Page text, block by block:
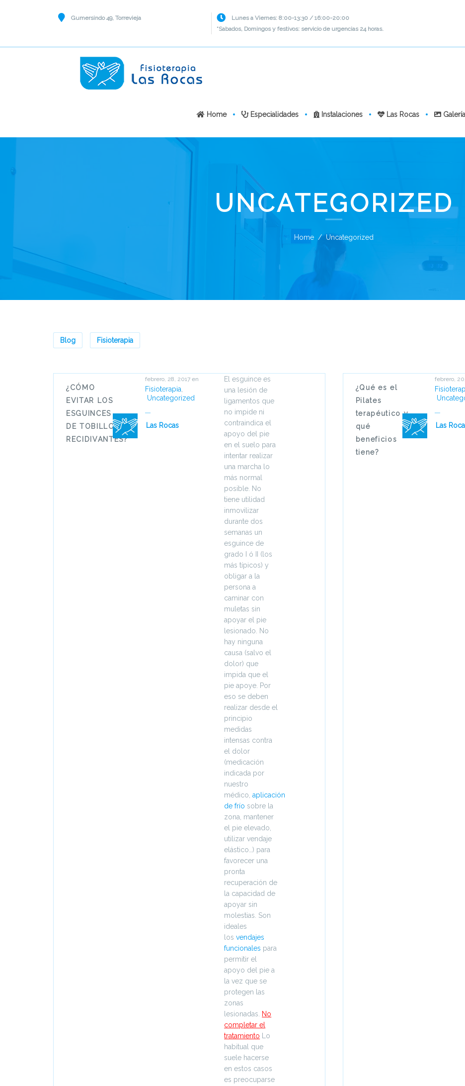
Gumersindo 49, Torrevieja
Lunes a Viernes: 8:00-13:30 / 16:00-20:00
*Sabados, Domingos y festivos: servicio de urgencias 24 horas.
Home Especialidades Instalaciones Las Rocas Galería
UNCATEGORIZED
Home Uncategorized
Blog Fisioterapia
¿CÓMO
EVITAR LOS
ESGUINCES
DE TOBILLO
RECIDIVANTES?
febrero, 28, 2017 en
Fisioterapia
Uncategorized
Las Rocas
El esguince es
una lesión de
ligamentos que
no impide ni
contraindica el
apoyo del pie
en el suelo para
intentar realizar
una marcha lo
más normal
posible. No
tiene utilidad
inmovilizar
durante dos
semanas un
esguince de
grado I ó II (los
más típicos) y
obligar a la
persona a
caminar con
muletas sin
apoyar el pie
lesionado. No
hay ninguna
causa (salvo el
dolor) que
impida que el
pie apoye. Por
eso se deben
realizar desde el
principio
medidas
intensas contra
el dolor
(medicación
indicada por
nuestro
médico,aplicación
de frío sobre la
zona, mantener
el pie elevado,
utilizar vendaje
elástico…) para
favorecer una
pronta
recuperación de
la capacidad de
apoyar sin
molestias. Son
ideales
losvendajes
funcionales para
permitir el
apoyo del pie a
la vez que se
protegen las
zonas
lesionadas.
No
completar el
tratamiento Lo
habitual que
suele hacerse
en estos casos
es preocuparse
¿Qué es el
Pilates
terapéutico y
qué
beneficios
tiene?
febrero,
Las